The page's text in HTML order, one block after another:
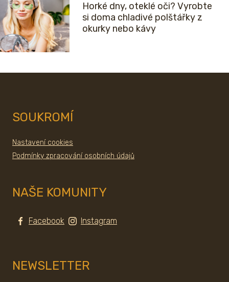
Horké dny, oteklé oči? Vyrobte
si doma chladivé polštářky z
okurky nebo kávy
SOUKROMÍ
Nastavení cookies
Podmínky zpracování osobních údajů
NAŠE KOMUNITY
Facebook Instagram
NEWSLETTER